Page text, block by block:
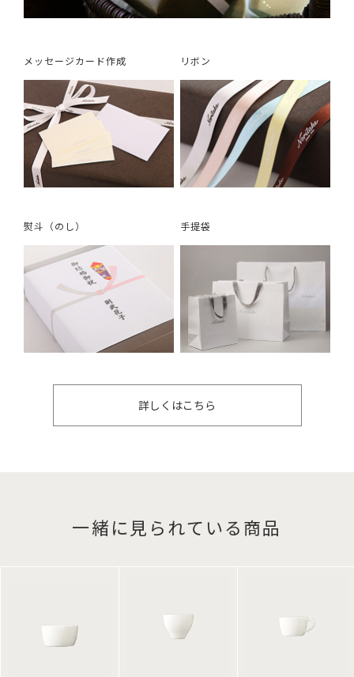
メッセージカード作成 リボン
熨斗（のし） 手提袋
詳しくはこちら
一緒に見られている商品